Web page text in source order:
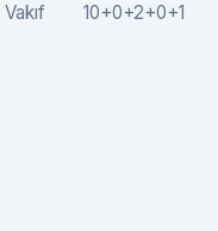
Vakıf 10+0+2+0+1